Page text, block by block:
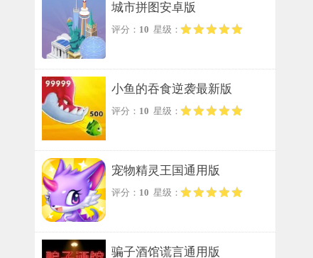
城市拼图安卓版
评分： 10 星级：
小鱼的吞食逆袭最新版
评分： 10 星级：
宠物精灵王国通用版
评分： 10 星级：
骗子酒馆谎言通用版